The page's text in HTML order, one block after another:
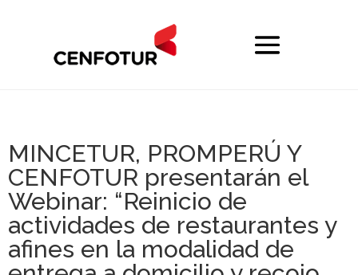
MINCETUR, PROMPERÚ Y
CENFOTUR presentarán el
Webinar: “Reinicio de
actividades de restaurantes y
afines en la modalidad de